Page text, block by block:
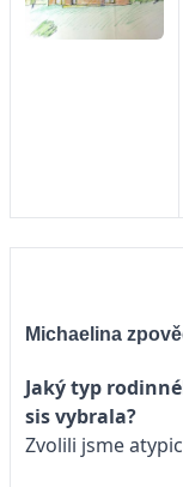
Michaelina
Jaký typ
sis vybrala?
Zvolili jsme